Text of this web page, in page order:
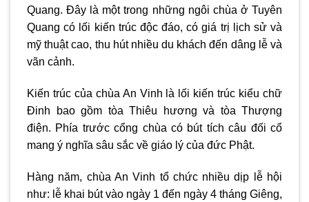
Quang. Đây là một trong những ngôi chùa ở Tuyên
Quang có lối kiến trúc độc đáo, có giá trị lịch sử và
mỹ thuật cao, thu hút nhiều du khách đến dâng lễ và
vãn cảnh.
Kiến trúc của chùa An Vinh là lối kiến trúc kiểu chữ
Đinh bao gồm tòa Thiêu hương và tòa Thượng
điện. Phía trước cổng chùa có bút tích câu đối cổ
mang ý nghĩa sâu sắc về giáo lý của đức Phật.
Hàng năm, chùa An Vinh tổ chức nhiều dịp lễ hội
như: lễ khai bút vào ngày 1 đến ngày 4 tháng Giêng,